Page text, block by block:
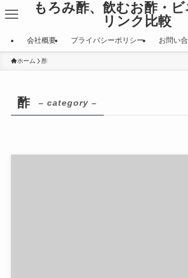
もろみ酢、飲むお酢・
リンク比較
会社概要 プライバシーポリシー お問い
ホーム 酢
酢 – category –